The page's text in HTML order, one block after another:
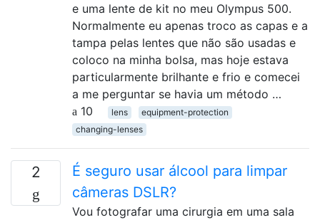
e uma lente de kit no meu Olympus 500.
Normalmente eu apenas troco as capas e a
tampa pelas lentes que não são usadas e
coloco na minha bolsa, mas hoje estava
particularmente brilhante e frio e comecei
a me perguntar se havia um método …
10
lens
equipment-protection
changing-lenses
2
É seguro usar álcool para limpar
câmeras DSLR?
Vou fotografar uma cirurgia em uma sala